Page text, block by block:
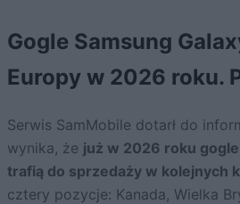
Gogle Samsung
Europy w 2026 roku.
Serwis SamMobile dotarł do
wynika, że już w 2026 roku gogle
trafią do sprzedaży w kolejnych
cztery pozycje: Kanada, Wielka